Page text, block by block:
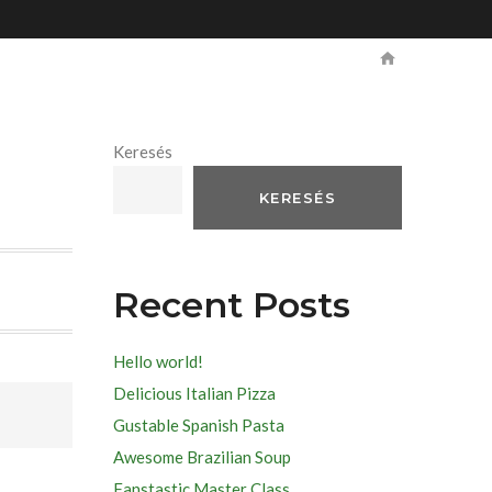
Keresés
KERESÉS
Recent Posts
Hello world!
Delicious Italian Pizza
Gustable Spanish Pasta
Awesome Brazilian Soup